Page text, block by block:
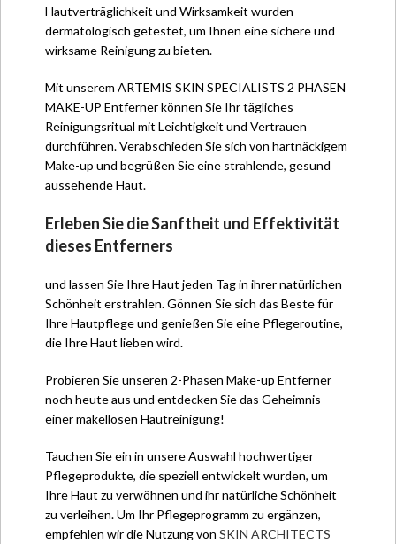
Hautverträglichkeit und Wirksamkeit wurden
dermatologisch getestet, um Ihnen eine sichere und
wirksame Reinigung zu bieten.
Mit unserem ARTEMIS SKIN SPECIALISTS 2 PHASEN
MAKE-UP Entferner können Sie Ihr tägliches
Reinigungsritual mit Leichtigkeit und Vertrauen
durchführen. Verabschieden Sie sich von hartnäckigem
Make-up und begrüßen Sie eine strahlende, gesund
aussehende Haut.
Erleben Sie die Sanftheit und Effektivität
dieses Entferners
und lassen Sie Ihre Haut jeden Tag in ihrer natürlichen
Schönheit erstrahlen. Gönnen Sie sich das Beste für
Ihre Hautpflege und genießen Sie eine Pflegeroutine,
die Ihre Haut lieben wird.
Probieren Sie unseren 2-Phasen Make-up Entferner
noch heute aus und entdecken Sie das Geheimnis
einer makellosen Hautreinigung!
Tauchen Sie ein in unsere Auswahl hochwertiger
Pflegeprodukte, die speziell entwickelt wurden, um
Ihre Haut zu verwöhnen und ihr natürliche Schönheit
zu verleihen. Um Ihr Pflegeprogramm zu ergänzen,
empfehlen wir die Nutzung von SKIN ARCHITECTS